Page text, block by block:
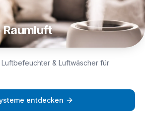
& Luftwäscher für
entdecken